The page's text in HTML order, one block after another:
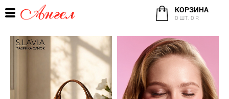
КОРЗИНА
0 ШТ. 0 Р.